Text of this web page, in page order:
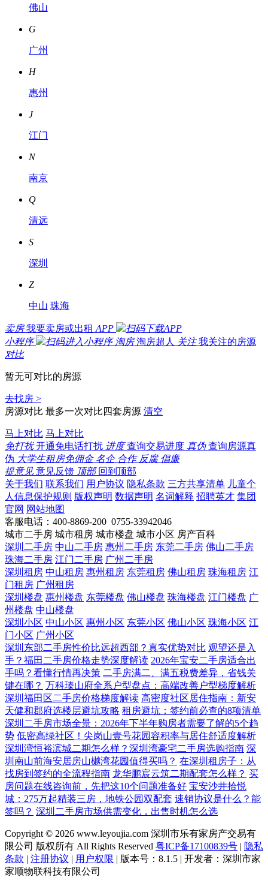
佛山
G
广州
H
惠州
J
江门
N
南京
Q
清远
S
深圳
Z
中山 珠海
卖房 我要卖房或出租 APP
扫码下载APP
小程序
扫码进入小程序 淘房 淘房超人 关注 我关注的房源
对比
暂无可对比的房源
去找房 >
房源对比 最多一次对比四套房源 清空
马上对比 马上对比
免打扰 开通免电话打扰 进度 查询交易进度 真伪 查询房源真
伪 大学生租房免佣金 名企 合作 反腐 倡廉
提意见 意见反馈 顶部 回到顶部
关于我们 联系我们 用户协议 隐私条款 三方共享清单 儿童个
人信息保护规则 版权声明 数据声明 名词解释 招聘英才 集团
官网 网站地图
客服电话：400-8869-200 0755-33942046
城市二手房 城市租房 城市楼盘 城市小区 房产百科
深圳二手房 中山二手房 惠州二手房 东莞二手房 佛山二手房
珠海二手房 江门二手房 广州二手房
深圳租房 中山租房 惠州租房 东莞租房 佛山租房 珠海租房 江
门租房 广州租房
深圳楼盘 惠州楼盘 东莞楼盘 佛山楼盘 珠海楼盘 江门楼盘 广
州楼盘 中山楼盘
深圳小区 中山小区 惠州小区 东莞小区 佛山小区 珠海小区 江
门小区 广州小区
深圳东部二手房性价比远超西部？真实优势对比 观望还是入
手？福田二手房价格走势深度解读 2026年宝安二手房适合出
手吗？看懂行情再决策 二手房满二、满五税费差异，省钱关
键在哪？ 万科瑧山府全系户型盘点：高端改善户型梯度解析
深圳福田区二手房价格梯度解读 高密度社区居住指南：新安
天健和郡府选楼层避坑攻略 租房避坑：签约前必查的8项清单
深圳二手房市场全景：2026年下半年购房者需要了解的5个趋
势 低密高绿社区！尖岗山壹号花园容积率与居住舒适度解析
深圳湾恒裕滨城二期怎么样？深圳湾豪宅二手房选购指南 深
圳南山前海安居房山樾湾花园值得买吗？ 在深圳租房子：从
找房到签约的全流程指南 龙华鹏宸云筑二期配套怎么样？ 买
房问题在线咨询前，先把这10个问题准备好 宝安沙井拾悦
城：275万起精装三房，地铁公园双配套 速销协议是什么？能
签吗？ 深圳二手房市场供需变化，出售时机怎么选
Copyright © 2026 www.leyoujia.com 深圳市乐有家房产交易有
限公司 版权所有 All Rights Reserved 粤ICP备17100839号 | 隐私
条款 | 注册协议 | 用户权限 | 版本号：8.1.5 | 开发者：深圳市家
家顺物联科技有限公司